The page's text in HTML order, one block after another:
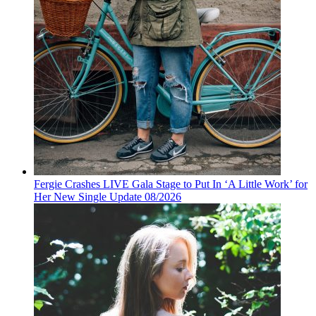
Fergie Crashes LIVE Gala Stage to Put In ‘A Little Work’ for
Her New Single Update 08/2026